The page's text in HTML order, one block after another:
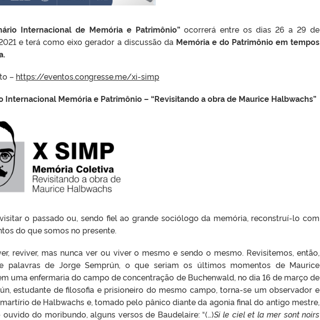
Internacional de Memória e Patrimônio” ocorrerá entre os dias 26 a 29 de
e terá como eixo gerador a discussão da Memória e do Patrimônio em tempos
– https://eventos.congresse.me/xi-simp
Internacional Memória e Patrimônio – “Revisitando a obra de Maurice Halbwachs”
o passado ou, sendo fiel ao grande sociólogo da memória, reconstruí-lo com
do que somos no presente.
reviver, mas nunca ver ou viver o mesmo e sendo o mesmo. Revisitemos, então,
palavras de Jorge Semprún, o que seriam os últimos momentos de Maurice
uma enfermaria do campo de concentração de Buchenwald, no dia 16 de março de
estudante de filosofia e prisioneiro do mesmo campo, torna-se um observador e
de Halbwachs e, tomado pelo pânico diante da agonia final do antigo mestre,
do moribundo, alguns versos de Baudelaire: “(…)Si le ciel et la mer sont noirs